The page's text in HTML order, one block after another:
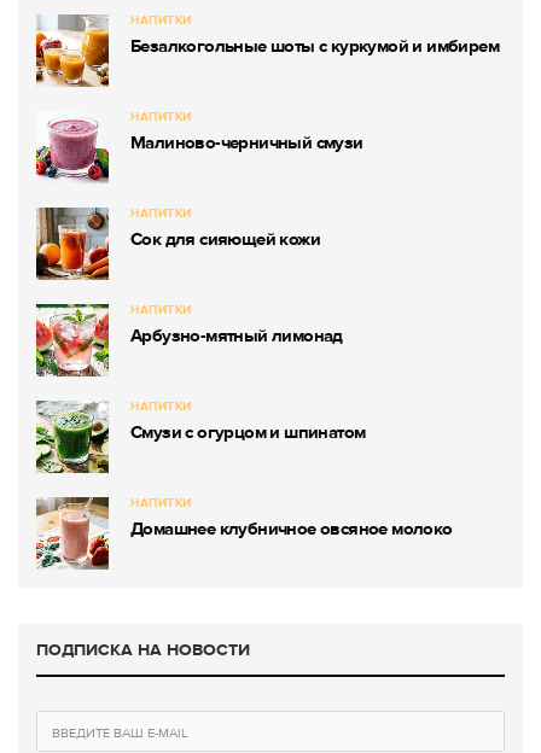
НАПИТКИ
Безалкогольные шоты с куркумой и имбирем
НАПИТКИ
Малиново-черничный смузи
НАПИТКИ
Сок для сияющей кожи
НАПИТКИ
Арбузно-мятный лимонад
НАПИТКИ
Смузи с огурцом и шпинатом
НАПИТКИ
Домашнее клубничное овсяное молоко
ПОДПИСКА НА НОВОСТИ